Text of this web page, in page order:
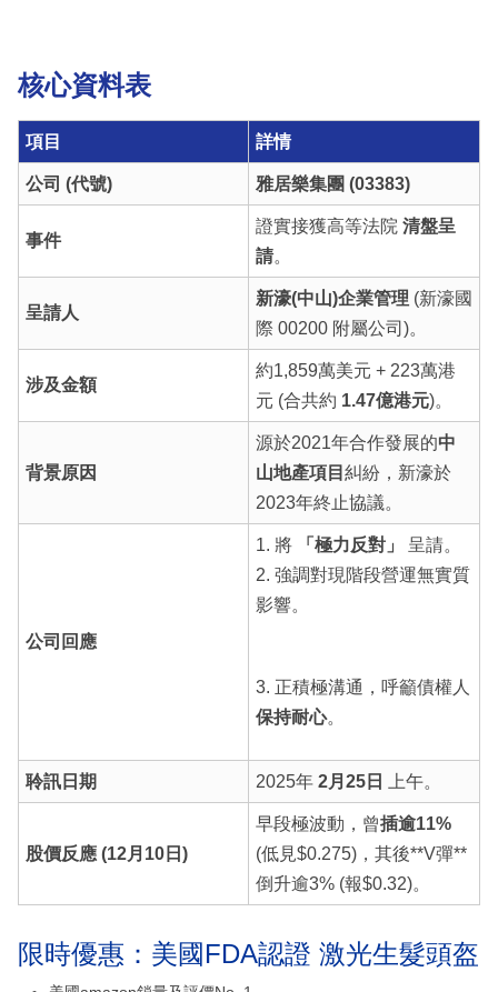
核心資料表
項目 詳情
公司 (代號) 雅居樂集團 (03383)
事件
證實接獲高等法院 清盤呈
請。
呈請人
新濠(中山)企業管理 (新濠國
際 00200 附屬公司)。
涉及金額
約1,859萬美元 + 223萬港
元 (合共約 1.47億港元)。
背景原因
源於2021年合作發展的中
山地產項目 糾紛，新濠於
2023年終止協議。
公司回應
1. 將 「極力反對」
呈請。
2. 強調對現階段營運無實質
影響。
3. 正積極溝通，呼籲債權人
保持耐心。
聆訊日期 2025年 2月25日 上午。
股價反應 (12月10日)
早段極波動，曾插逾11%
(低見$0.275)，其後**V彈**
倒升逾3% (報$0.32)。
限時優惠：美國FDA認證 激光生髮頭盔